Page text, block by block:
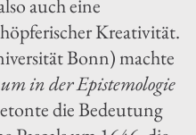
auch eine
Kreativität.
Bonn) machte
in der Epistemologie
die Bedeutung